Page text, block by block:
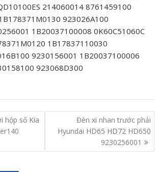
214060014 8761459100
923026A100
1B20037100008 0K60C51060C
1B17837110030
9230156001 1B20037100006
923068D300
hộp số Kia
Đèn xi nhan trước phải
Hyundai HD65 HD72 HD650
9230256001